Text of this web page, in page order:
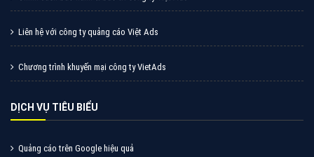
Quảng cáo Cốc Cốc